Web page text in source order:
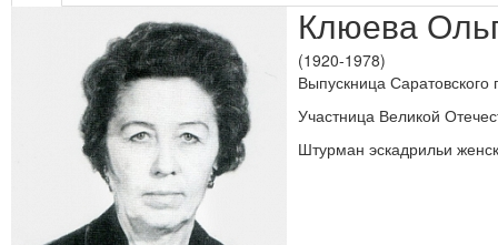
Клюева
(1920-1978)
Выпускница
Участница Великой
Штурман эскадрильи